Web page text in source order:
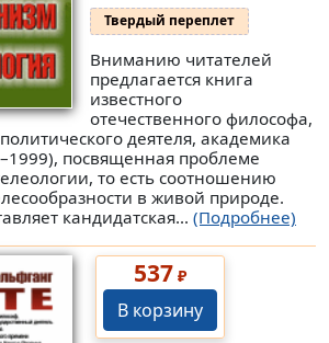
Твердый переплет
Вниманию читателей
предлагается книга
известного
отечественного философа,
деятеля, академика
посвященная проблеме
то есть соотношению
в живой природе.
кандидатская... (Подробнее)
537₽
В корзину